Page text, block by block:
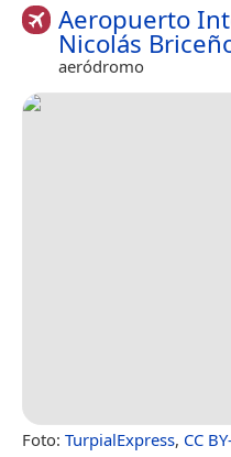
Aeropuerto
Nicolás
aeródromo
Foto: TurpialExpress, CC